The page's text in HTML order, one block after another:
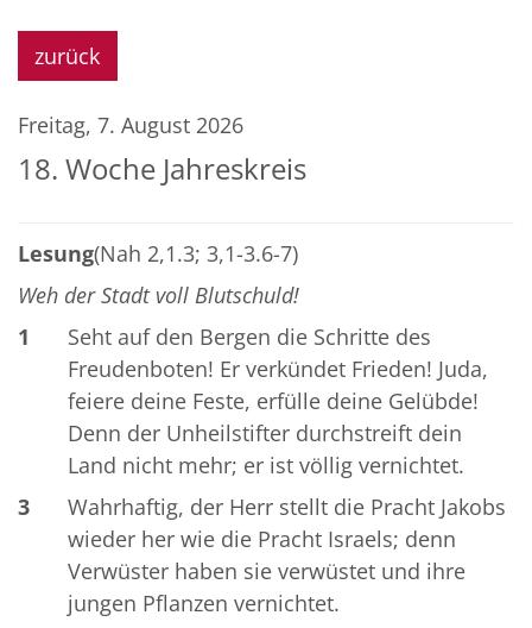
zurück
Freitag, 7. August 2026
18. Woche Jahreskreis
Lesung(Nah 2,1.3; 3,1-3.6-7)
Weh der Stadt voll Blutschuld!
1
Seht auf den Bergen die Schritte des
Freudenboten! Er verkündet Frieden! Juda,
feiere deine Feste, erfülle deine Gelübde!
Denn der Unheilstifter durchstreift dein
Land nicht mehr; er ist völlig vernichtet.
3
Wahrhaftig, der Herr stellt die Pracht Jakobs
wieder her wie die Pracht Israels; denn
Verwüster haben sie verwüstet und ihre
jungen Pflanzen vernichtet.